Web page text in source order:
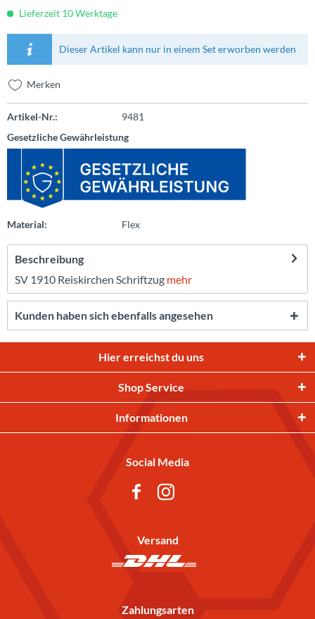
Lieferzeit 10 Werktage
Dieser Artikel kann nur in einem Set erworben werden
Merken
Artikel-Nr.:
9481
Gesetzliche Gewährleistung
Material: Flex
Beschreibung
SV 1910 Reiskirchen Schriftzug mehr
Kunden haben sich ebenfalls angesehen
Hier erreichst du uns
Shop Service
Informationen
Social Media
Versand
Zahlungsarten